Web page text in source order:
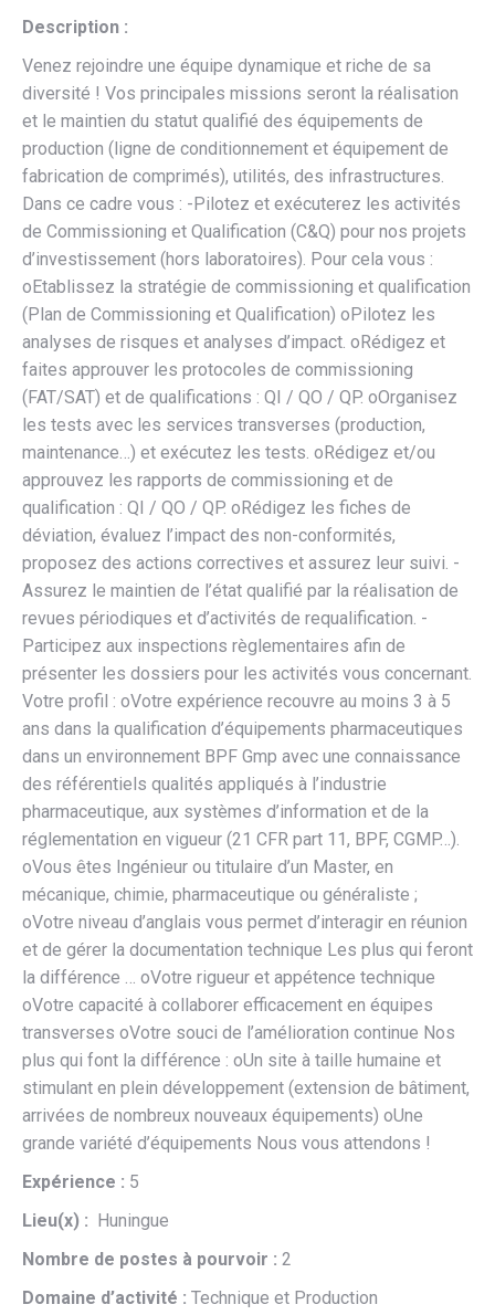
Description :
Venez rejoindre une équipe dynamique et riche de sa
diversité ! Vos principales missions seront la réalisation
et le maintien du statut qualifié des équipements de
production (ligne de conditionnement et équipement de
fabrication de comprimés), utilités, des infrastructures.
Dans ce cadre vous : -Pilotez et exécuterez les activités
de Commissioning et Qualification (C&Q) pour nos projets
d’investissement (hors laboratoires). Pour cela vous :
oEtablissez la stratégie de commissioning et qualification
(Plan de Commissioning et Qualification) oPilotez les
analyses de risques et analyses d’impact. oRédigez et
faites approuver les protocoles de commissioning
(FAT/SAT) et de qualifications : QI / QO / QP. oOrganisez
les tests avec les services transverses (production,
maintenance…) et exécutez les tests. oRédigez et/ou
approuvez les rapports de commissioning et de
qualification : QI / QO / QP. oRédigez les fiches de
déviation, évaluez l’impact des non-conformités,
proposez des actions correctives et assurez leur suivi. -
Assurez le maintien de l’état qualifié par la réalisation de
revues périodiques et d’activités de requalification. -
Participez aux inspections règlementaires afin de
présenter les dossiers pour les activités vous concernant.
Votre profil : oVotre expérience recouvre au moins 3 à 5
ans dans la qualification d’équipements pharmaceutiques
dans un environnement BPF Gmp avec une connaissance
des référentiels qualités appliqués à l’industrie
pharmaceutique, aux systèmes d’information et de la
réglementation en vigueur (21 CFR part 11, BPF, CGMP…).
oVous êtes Ingénieur ou titulaire d’un Master, en
mécanique, chimie, pharmaceutique ou généraliste ;
oVotre niveau d’anglais vous permet d’interagir en réunion
et de gérer la documentation technique Les plus qui feront
la différence … oVotre rigueur et appétence technique
oVotre capacité à collaborer efficacement en équipes
transverses oVotre souci de l’amélioration continue Nos
plus qui font la différence : oUn site à taille humaine et
stimulant en plein développement (extension de bâtiment,
arrivées de nombreux nouveaux équipements) oUne
grande variété d’équipements Nous vous attendons !
Expérience : 5
Lieu(x) : Huningue
Nombre de postes à pourvoir : 2
Domaine d’activité : Technique et Production